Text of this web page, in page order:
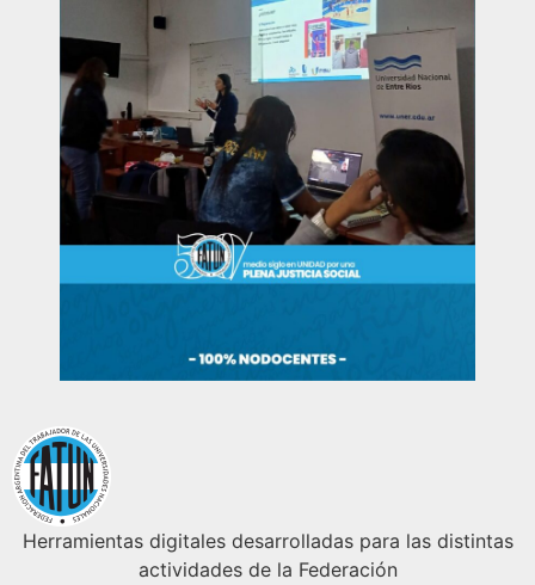
Herramientas digitales desarrolladas para las distintas
actividades de la Federación